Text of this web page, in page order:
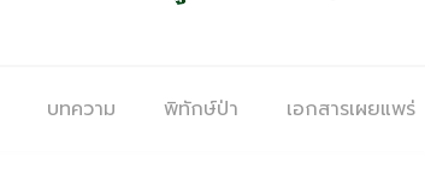
บทความ พิทักษ์ป่า เอกสารเผยแพร่